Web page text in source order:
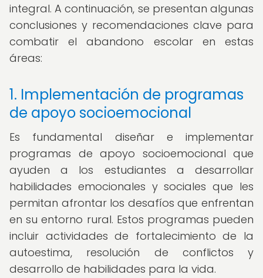
integral. A continuación, se presentan algunas
conclusiones y recomendaciones clave para
combatir el abandono escolar en estas
áreas:
1. Implementación de programas
de apoyo socioemocional
Es fundamental diseñar e implementar
programas de apoyo socioemocional que
ayuden a los estudiantes a desarrollar
habilidades emocionales y sociales que les
permitan afrontar los desafíos que enfrentan
en su entorno rural. Estos programas pueden
incluir actividades de fortalecimiento de la
autoestima, resolución de conflictos y
desarrollo de habilidades para la vida.